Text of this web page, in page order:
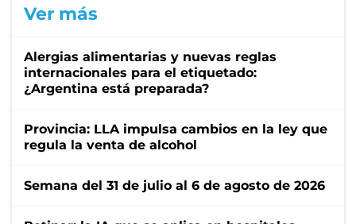
Ver más
Alergias alimentarias y nuevas reglas
internacionales para el etiquetado:
¿Argentina está preparada?
Provincia: LLA impulsa cambios en la ley que
regula la venta de alcohol
Semana del 31 de julio al 6 de agosto de 2026